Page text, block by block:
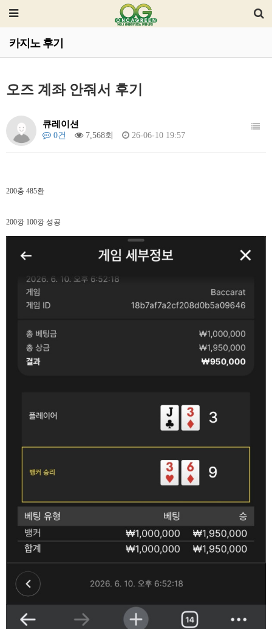
카지노 후기
오즈 계좌 안줘서 후기
큐레이션
0건 7,568회 26-06-10 19:57
200충 485환
200깡 100깡 성공